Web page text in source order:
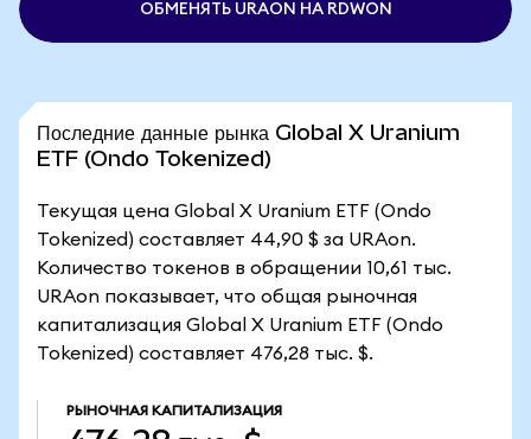
ОБМЕНЯТЬ URAON НА RDWON
Последние данные рынка Global X Uranium
ETF (Ondo Tokenized)
Текущая цена Global X Uranium ETF (Ondo
Tokenized) составляет 44,90 $ за URAon.
Количество токенов в обращении 10,61 тыс.
URAon показывает, что общая рыночная
капитализация Global X Uranium ETF (Ondo
Tokenized) составляет 476,28 тыс. $.
РЫНОЧНАЯ КАПИТАЛИЗАЦИЯ